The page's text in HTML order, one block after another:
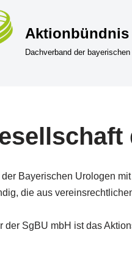
Aktionbündnis
Dachverband der bayerischen
Bayerischen Urologen
die aus
der SgBU mbH ist das